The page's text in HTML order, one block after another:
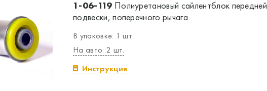
1-06-119 Полиуретановый сайлентблок передней
подвески, поперечного рычага
В упаковке: 1 шт.
На авто: 2 шт.
Инструкция